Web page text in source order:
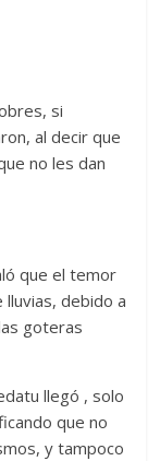
si
al decir que
no les dan
que el temor
debido a
goteras
llegó , solo
que no
y tampoco